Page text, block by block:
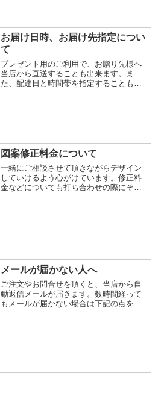
お届け日時、お届け先指定につい
て
プレゼント用のご利用で、お贈り先様へ
当店から直送することも出来ます。ま
た、配達日と時間帯を指定することも出
図案修正料金について
一緒にご相談させて頂きながらデザイン
していけるよう心がけています。修正料
金などについても打ち合わせの際にその
メールが届かない人へ
ご注文やお問合せを頂くと、当店から自
動返信メールが届きます。数時間経って
もメールが届かない場合は下記の点をご